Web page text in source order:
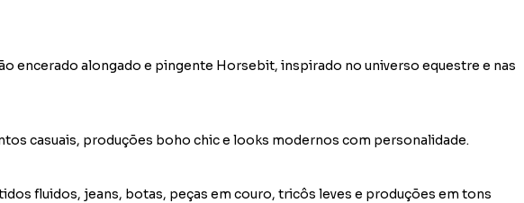
encerado alongado e pingente Horsebit, inspirado no universo equestre e nas
casuais, produções boho chic e looks modernos com personalidade.
fluidos, jeans, botas, peças em couro, tricôs leves e produções em tons